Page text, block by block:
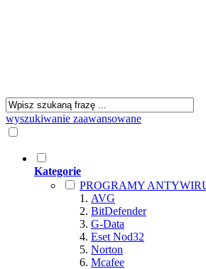
wyszukiwanie zaawansowane
Kategorie
PROGRAMY
AVG
BitDefender
G-Data
Eset Nod32
Norton
Mcafee